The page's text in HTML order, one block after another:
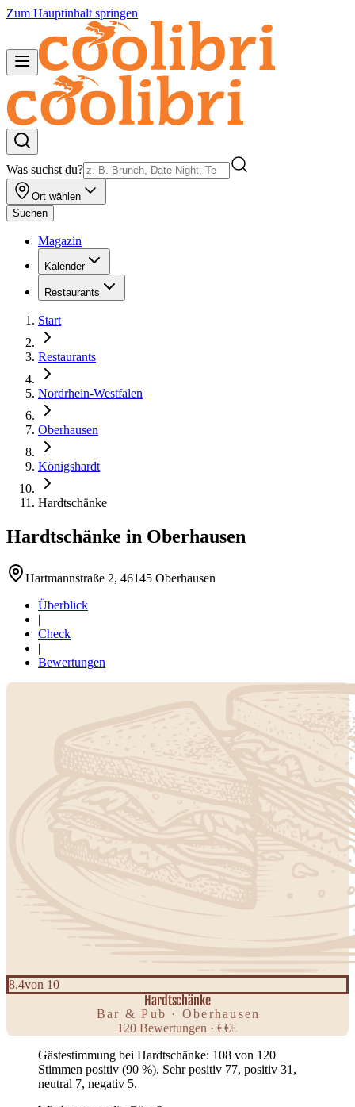
Zum Hauptinhalt springen
Was suchst du?
Ort wählen
Suchen
Magazin
Kalender
Restaurants
Start
Restaurants
Nordrhein-Westfalen
Oberhausen
Königshardt
Hardtschänke
Hardtschänke in Oberhausen
Hartmannstraße 2, 46145 Oberhausen
Überblick
|
Check
|
Bewertungen
8,4von 10
Hardtschänke
Bar & Pub · Oberhausen
120 Bewertungen ·€€€
Gästestimmung bei Hardtschänke: 108 von 120
Stimmen positiv (90 %). Sehr positiv 77, positiv 31,
neutral 7, negativ 5.